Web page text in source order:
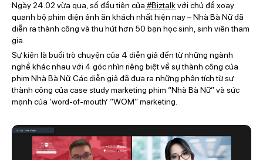
Ngày 24.02 vừa qua, số đầu tiên của #Biztalkvới chủ đề xoay
quanh bộ phim điện ảnh ăn khách nhất hiện nay – Nhà Bà Nữ đã
diễn ra thành công và thu hút hơn 50 bạn học sinh, sinh viên tham
gia.
Sự kiện là buổi trò chuyện của 4 diễn giả đến từ những ngành
nghề khác nhau với 4 góc nhìn riêng biệt về sự thành công của
phim Nhà Bà Nữ. Các diễn giả đã đưa ra những phân tích từ sự
thành công của case study marketing phim “Nhà Bà Nữ” và sức
mạnh của ‘word-of-mouth’ “WOM” marketing.